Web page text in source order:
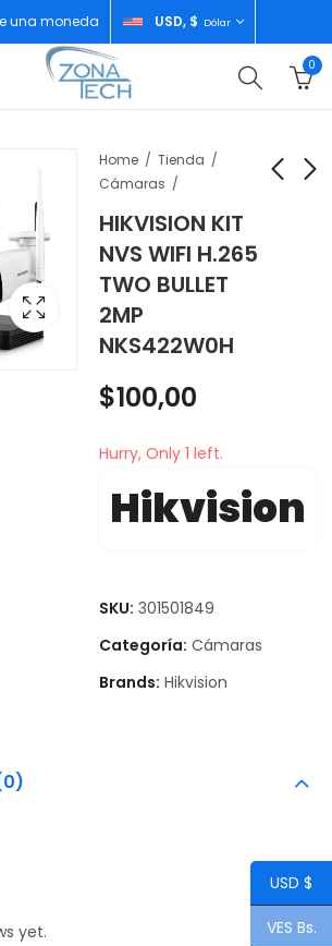
una moneda USD, $ Dólar
0
Home
Tienda
Cámaras
HIKVISION KIT
NVS WIFI H.265
TWO BULLET
2MP
NKS422W0H
DOMO IP
INALAMBRICA HD 4K
CS-H6C-R105-8WF
$55,00
MAX 512GB DESERT
TITANIUM SIM+ESIM
$1.216,00
$100,00
Hurry, Only 1 left.
Hikvision
SKU: 301501849
Categoría: Cámaras
Brands: Hikvision
yet.
USD $
VES Bs.